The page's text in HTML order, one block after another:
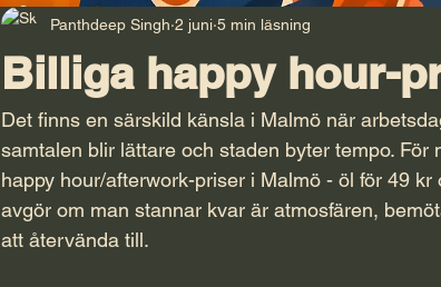
Billiga happy hour-
Panthdeep Singh 2 juni 5 min läsning
Det finns en särskild känsla i Malmö när
samtalen blir lättare och staden byter tempo.
happy hour/afterwork-priser i Malmö - öl för 49
avgör om man stannar kvar är atmosfären,
att återvända till.